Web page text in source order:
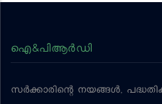
ഐ&പിആര്‍ഡി
സര്‍ക്കാരിന്റെ നയങ്ങള്‍,